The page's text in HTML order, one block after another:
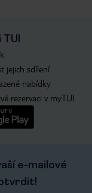
jejich sdílení
nabídky
rezervaci v myTUI
e-mailové